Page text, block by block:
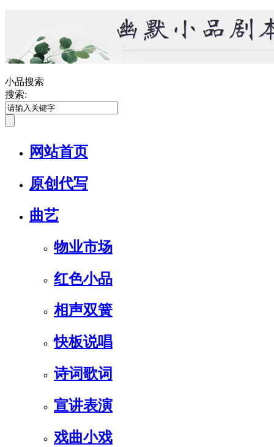
小品搜索
搜索:
网站首页
原创代写
曲艺
物业市场
红色小品
相声双簧
快板说唱
诗词歌词
宣讲表演
戏曲小戏